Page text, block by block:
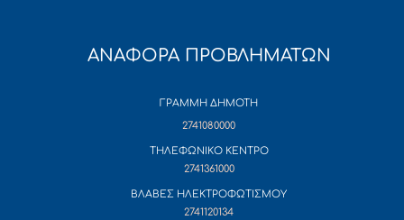
ΑΝΑΦΟΡΑ ΠΡΟΒΛΗΜΑΤΩΝ
ΓΡΑΜΜΗ ΔΗΜΟΤΗ
2741080000
ΤΗΛΕΦΩΝΙΚΟ ΚΕΝΤΡΟ
2741361000
ΒΛΑΒΕΣ ΗΛΕΚΤΡΟΦΩΤΙΣΜΟΥ
2741120134